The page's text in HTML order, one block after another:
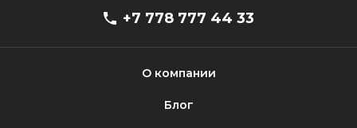
+7 778 777 44 33
О компании
Блог